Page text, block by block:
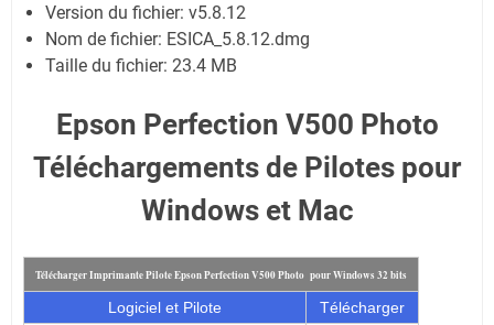
Version du fichier: v5.8.12
Nom de fichier: ESICA_5.8.12.dmg
Taille du fichier: 23.4 MB
Epson Perfection V500 Photo
Téléchargements de Pilotes pour
Windows et Mac
Télécharger Imprimante Pilote Epson Perfection V500 Photo pour Windows 32 bits
Logiciel et Pilote
Télécharger